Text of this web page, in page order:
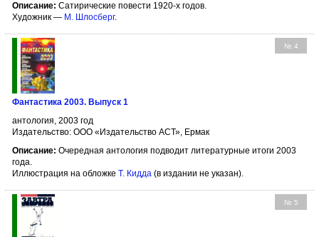
Описание: Сатирические повести 1920-х годов.
Художник — М. Шлосберг.
№ 4
Фантастика 2003. Выпуск 1
антология, 2003 год
Издательство: ООО «Издательство АСТ», Ермак
Описание: Очередная антология подводит литературные итоги 2003
года.
Иллюстрация на обложке Т. Кидда (в издании не указан).
№ 5